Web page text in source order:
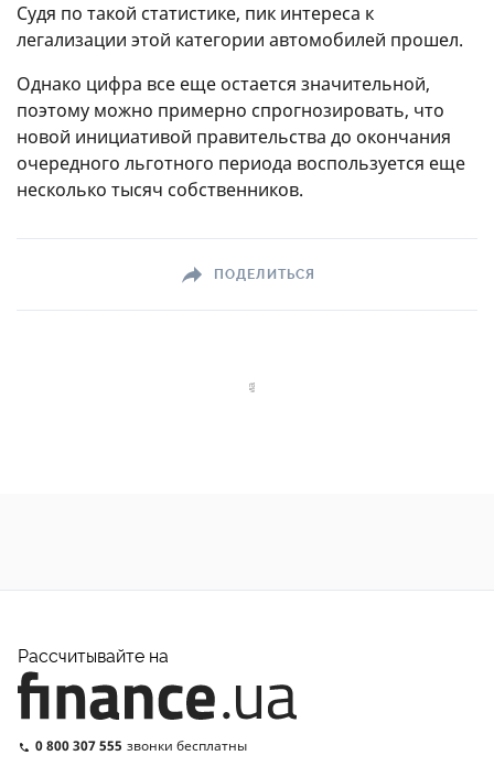
Судя по такой статистике, пик интереса к
легализации этой категории автомобилей прошел.
Однако цифра все еще остается значительной,
поэтому можно примерно спрогнозировать, что
новой инициативой правительства до окончания
очередного льготного периода воспользуется еще
несколько тысяч собственников.
ПОДЕЛИТЬСЯ
Рассчитывайте на
0 800 307 555 звонки бесплатны